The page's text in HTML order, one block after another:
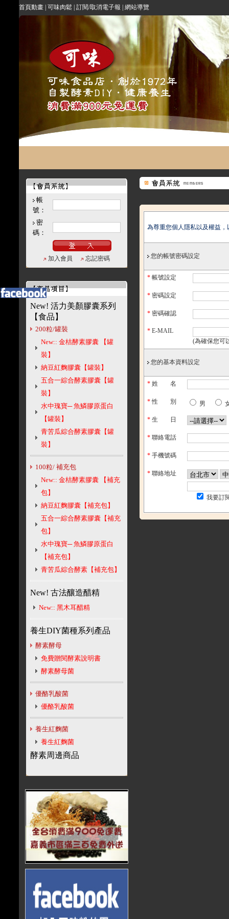
首頁動畫| 可味肉鬆| 訂閱/取消電子報 網站導覽
帳
號：
密
碼：
加入會員 忘記密碼
New! 活力美顏膠囊系列
【食品】
200粒/罐裝
New:: 金桔酵素膠囊 【罐
裝】
納豆紅麴膠囊【罐裝】
五合一綜合酵素膠囊【罐
裝】
水中瑰寶─ 魚鱗膠原蛋白
【罐裝】
青苦瓜綜合酵素膠囊【罐
裝】
100粒/ 補充包
New:: 金桔酵素膠囊 【補充
包】
納豆紅麴膠囊【補充包】
五合一綜合酵素膠囊【補充
包】
水中瑰寶─ 魚鱗膠原蛋白
【補充包】
青苦瓜綜合酵素【補充包】
New! 古法釀造醋精
New:: 黑木耳醋精
養生DIY菌種系列產品
酵素酵母
免費贈閱酵素說明書
酵素酵母菌
優酪乳酸菌
優酪乳酸菌
養生紅麴菌
養生紅麴菌
酵素周邊商品
為尊重您個人隱私以及權益
您的帳號密碼設定
* 帳號設定
* 密碼設定
* 密碼確認
* E-MAIL
(為確保您可
您的基本資料設定
* 姓 名
*性 別 男
* 生 日
* 聯絡電話
* 手機號碼
* 聯絡地址
我要訂